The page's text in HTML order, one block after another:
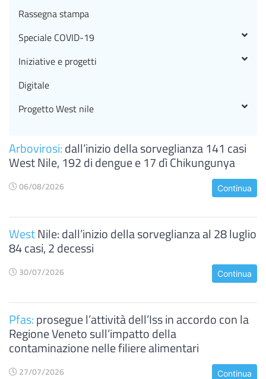
Arbovirosi:dall’inizio della sorveglianza 141 casi
West Nile, 192 di dengue e 17 dì Chikungunya
06/08/2026 Continua
WestNile: dall’inizio della sorveglianza al 28 luglio
84 casi, 2 decessi
30/07/2026 Continua
Pfas:prosegue l’attività dell’Iss in accordo con la
Regione Veneto sull’impatto della
contaminazione nelle filiere alimentari
27/07/2026 Continua
Rassegna stampa
Speciale COVID-19
Iniziative e progetti
Digitale
Progetto West nile